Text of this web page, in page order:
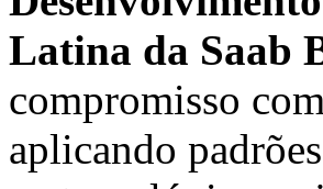
Latina da Saab
compromisso
aplicando